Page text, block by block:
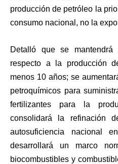
producción de petróleo la
consumo nacional, no la
Detalló que se
respecto a la producción
menos 10 años; se
petroquímicos para
fertilizantes para la
consolidará la refinación
autosuficiencia nacional
desarrollará un marco
biocombustibles y